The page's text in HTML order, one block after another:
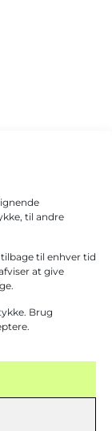
til andre
til enhver tid
at give
Brug